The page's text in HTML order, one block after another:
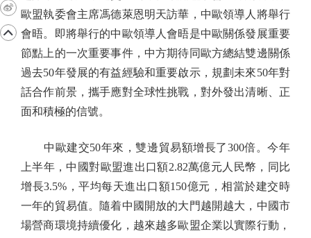
歐盟執委會主席馮德萊恩明天訪華，中歐領導人將舉行
會晤。即將舉行的中歐領導人會晤是中歐關係發展重要
節點上的一次重要事件，中方期待同歐方總結雙邊關係
過去50年發展的有益經驗和重要啟示，規劃未來50年對
話合作前景，攜手應對全球性挑戰，對外發出清晰、正
面和積極的信號。
中歐建交50年來，雙邊貿易額增長了300倍。今年
上半年，中國對歐盟進出口額2.82萬億元人民幣，同比
增長3.5%，平均每天進出口額150億元，相當於建交時
一年的貿易值。隨着中國開放的大門越開越大，中國市
場營商環境持續優化，越來越多歐盟企業以實際行動，